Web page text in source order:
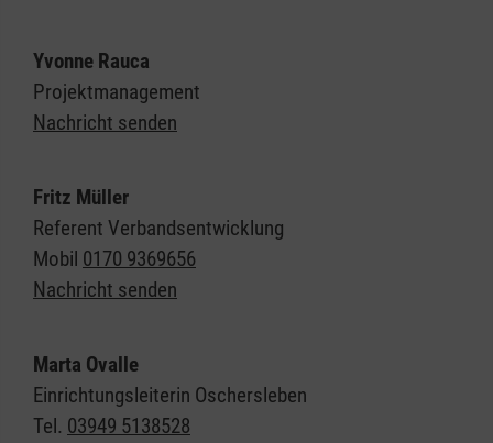
Yvonne Rauca
Projektmanagement
Nachricht senden
Fritz Müller
Referent Verbandsentwicklung
Mobil 0170 9369656
Nachricht senden
Marta Ovalle
Einrichtungsleiterin Oschersleben
Tel. 03949 5138528